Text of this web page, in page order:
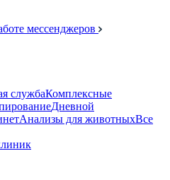
мессенджеров
службаКомплексные
Дневной
Анализы для животныхВсе